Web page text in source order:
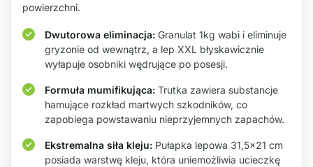
powierzchni.
Dwutorowa eliminacja: Granulat 1kg wabi i eliminuje
gryzonie od wewnątrz, a lep XXL błyskawicznie
wyłapuje osobniki wędrujące po posesji.
Formuła mumifikująca: Trutka zawiera substancje
hamujące rozkład martwych szkodników, co
zapobiega powstawaniu nieprzyjemnych zapachów.
Ekstremalna siła kleju: Pułapka lepowa 31,5×21 cm
posiada warstwę kleju, która uniemożliwia ucieczkę